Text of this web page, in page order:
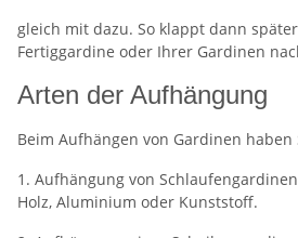
gleich mit dazu. So klappt dann
Fertiggardine oder Ihrer Gardinen
Arten der Aufhängung
Beim Aufhängen von Gardinen
1. Aufhängung von
Holz, Aluminium oder Kunststoff.